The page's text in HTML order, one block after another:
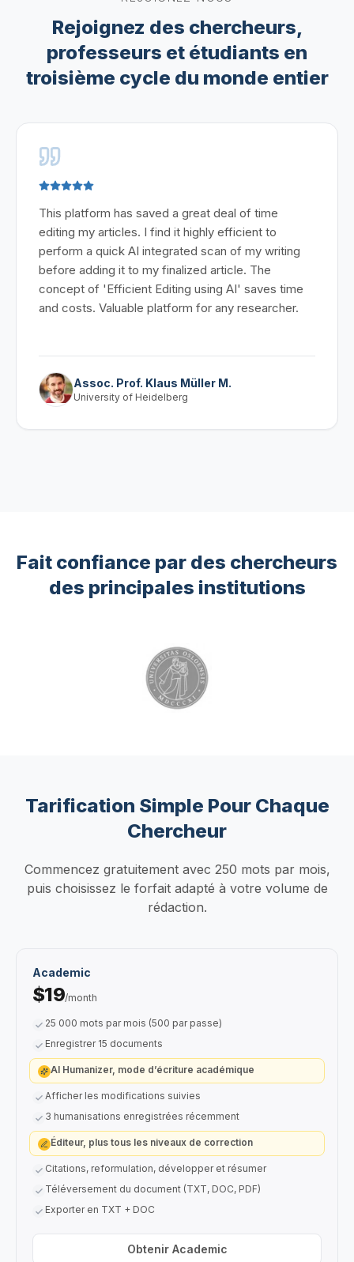
Rejoignez des chercheurs,
professeurs et étudiants en
troisième cycle du monde entier
This platform has saved a great deal of time
editing my articles. I find it highly efficient to
perform a quick AI integrated scan of my writing
before adding it to my finalized article. The
concept of 'Efficient Editing using AI' saves time
and costs. Valuable platform for any researcher.
Assoc. Prof. Klaus Müller M.
University of Heidelberg
Fait confiance par des chercheurs
des principales institutions
Tarification Simple Pour Chaque
Chercheur
Commencez gratuitement avec 250 mots par mois,
puis choisissez le forfait adapté à votre volume de
rédaction.
Academic
$19/month
25 000 mots par mois (500 par passe)
Enregistrer 15 documents
AI Humanizer, mode d’écriture académique
Afficher les modifications suivies
3 humanisations enregistrées récemment
Éditeur, plus tous les niveaux de correction
Citations, reformulation, développer et résumer
Téléversement du document (TXT, DOC, PDF)
Exporter en TXT + DOC
Obtenir Academic